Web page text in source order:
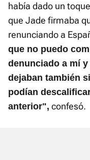
había dado un
que Jade firmaba
renunciando a
que no puedo
denunciado a mí
dejaban también
podían
anterior", confesó.